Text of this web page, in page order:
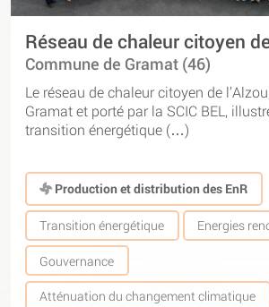
Réseau de chaleur citoyen
Commune de Gramat (46)
Le réseau de chaleur citoyen de
Gramat et porté par la SCIC BEL,
transition énergétique (…)
Production et distribution des EnR
Transition énergétique Energies
Gouvernance
Atténuation du changement climatique